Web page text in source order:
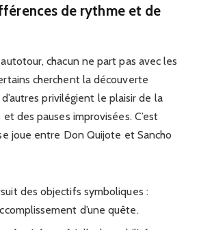
de rythme et de
chacun ne part pas avec les
cherchent la découverte
privilégient le plaisir de la
des pauses improvisées. C’est
joue entre Don Quijote et Sancho
des objectifs symboliques :
d’une quête.